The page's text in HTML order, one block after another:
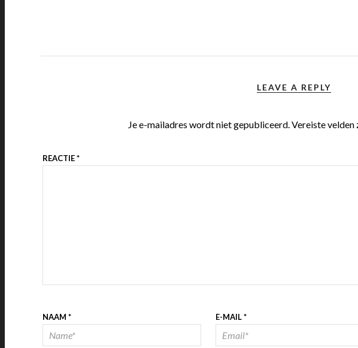
LEAVE A REPLY
Je e-mailadres wordt niet gepubliceerd.Vereiste
REACTIE*
NAAM * E-MAIL*